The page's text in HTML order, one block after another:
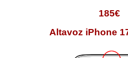
185€
Altavoz iPhone